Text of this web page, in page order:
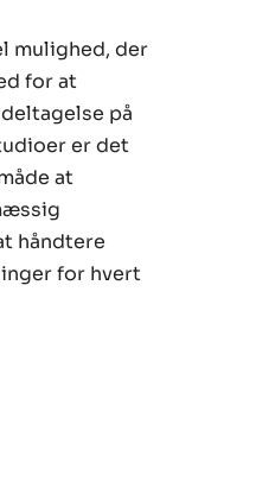
mulighed, der
for at
på
er det
at
håndtere
for hvert